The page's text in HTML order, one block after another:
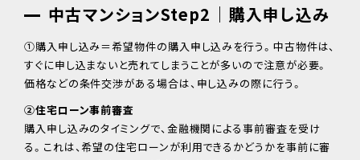
中古マンションStep2｜購入申し込み
①購入申し込み＝希望物件の購入申し込みを行う。中古物件は、
すぐに申し込まないと売れてしまうことが多いので注意が必要。
価格などの条件交渉がある場合は、申し込みの際に行う。
②住宅ローン事前審査
購入申し込みのタイミングで、金融機関による事前審査を受け
る。これは、希望の住宅ローンが利用できるかどうかを事前に審